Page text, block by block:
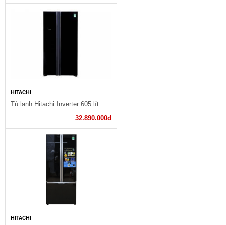
HITACHI
Tủ lạnh Hitachi Inverter 605 lít R-S700PGV2 GBK
32.890.000đ
HITACHI